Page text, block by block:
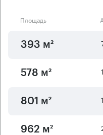
Площадь
393 м²
578 м²
801 м²
962 м²